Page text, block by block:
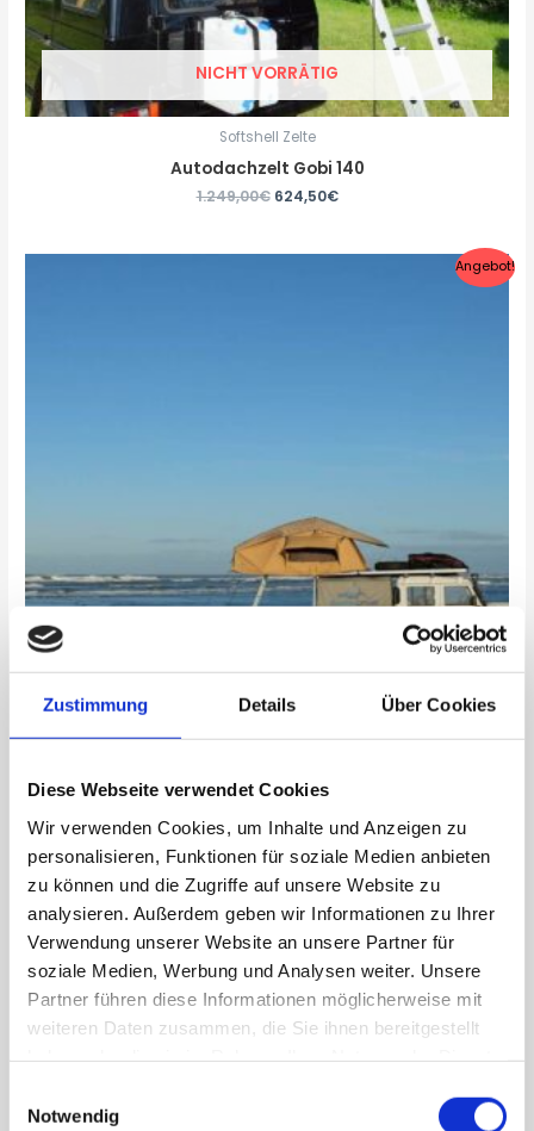
Zustimmung Details Über Cookies
Diese Webseite verwendet Cookies
Wir verwenden Cookies, um Inhalte und Anzeigen zu
personalisieren, Funktionen für soziale Medien anbieten
zu können und die Zugriffe auf unsere Website zu
analysieren. Außerdem geben wir Informationen zu Ihrer
Verwendung unserer Website an unsere Partner für
soziale Medien, Werbung und Analysen weiter. Unsere
Partner führen diese Informationen möglicherweise mit
weiteren Daten zusammen, die Sie ihnen bereitgestellt
Notwendig
NICHT VORRÄTIG
Softshell Zelte
Autodachzelt Gobi 140
1.249,00€ 624,50€
Angebot!
NICHT VORRÄTIG
Autodachzelt Gobi 160
1.449,00 1.014,30